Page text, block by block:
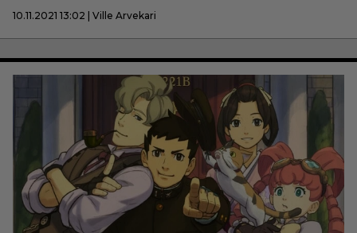
10.11.2021 13:02 | Ville Arvekari